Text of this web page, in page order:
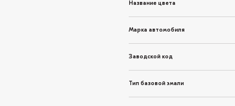
Название цвета
Марка автомобиля
Заводской код
Тип базовой эмали